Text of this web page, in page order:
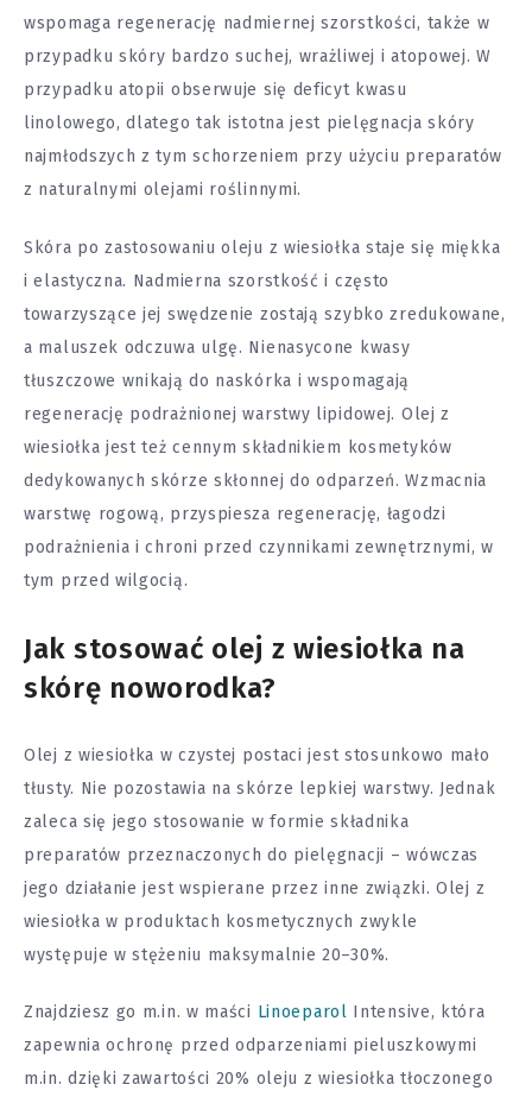
wspomaga regenerację nadmiernej szorstkości, także w
przypadku skóry bardzo suchej, wrażliwej i atopowej. W
przypadku atopii obserwuje się deficyt kwasu
linolowego, dlatego tak istotna jest pielęgnacja skóry
najmłodszych z tym schorzeniem przy użyciu preparatów
z naturalnymi olejami roślinnymi.
Skóra po zastosowaniu oleju z wiesiołka staje się miękka
i elastyczna. Nadmierna szorstkość i często
towarzyszące jej swędzenie zostają szybko zredukowane,
a maluszek odczuwa ulgę. Nienasycone kwasy
tłuszczowe wnikają do naskórka i wspomagają
regenerację podrażnionej warstwy lipidowej. Olej z
wiesiołka jest też cennym składnikiem kosmetyków
dedykowanych skórze skłonnej do odparzeń. Wzmacnia
warstwę rogową, przyspiesza regenerację, łagodzi
podrażnienia i chroni przed czynnikami zewnętrznymi, w
tym przed wilgocią.
Jak stosować olej z wiesiołka na
skórę noworodka?
Olej z wiesiołka w czystej postaci jest stosunkowo mało
tłusty. Nie pozostawia na skórze lepkiej warstwy. Jednak
zaleca się jego stosowanie w formie składnika
preparatów przeznaczonych do pielęgnacji – wówczas
jego działanie jest wspierane przez inne związki. Olej z
wiesiołka w produktach kosmetycznych zwykle
występuje w stężeniu maksymalnie 20–30%.
Znajdziesz go m.in. w maści Linoeparol Intensive, która
zapewnia ochronę przed odparzeniami pieluszkowymi
m.in. dzięki zawartości 20% oleju z wiesiołka tłoczonego